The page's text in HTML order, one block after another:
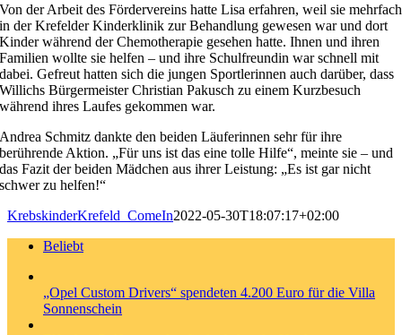
Von der Arbeit des Fördervereins hatte Lisa erfahren, weil sie mehrfach
in der Krefelder Kinderklinik zur Behandlung gewesen war und dort
Kinder während der Chemotherapie gesehen hatte. Ihnen und ihren
Familien wollte sie helfen – und ihre Schulfreundin war schnell mit
dabei. Gefreut hatten sich die jungen Sportlerinnen auch darüber, dass
Willichs Bürgermeister Christian Pakusch zu einem Kurzbesuch
während ihres Laufes gekommen war.
Andrea Schmitz dankte den beiden Läuferinnen sehr für ihre
berührende Aktion. „Für uns ist das eine tolle Hilfe“, meinte sie – und
das Fazit der beiden Mädchen aus ihrer Leistung: „Es ist gar nicht
schwer zu helfen!“
KrebskinderKrefeld_ComeIn2022-05-30T18:07:17+02:00
Beliebt
„Opel Custom Drivers“ spendeten 4.200 Euro für die Villa
Sonnenschein